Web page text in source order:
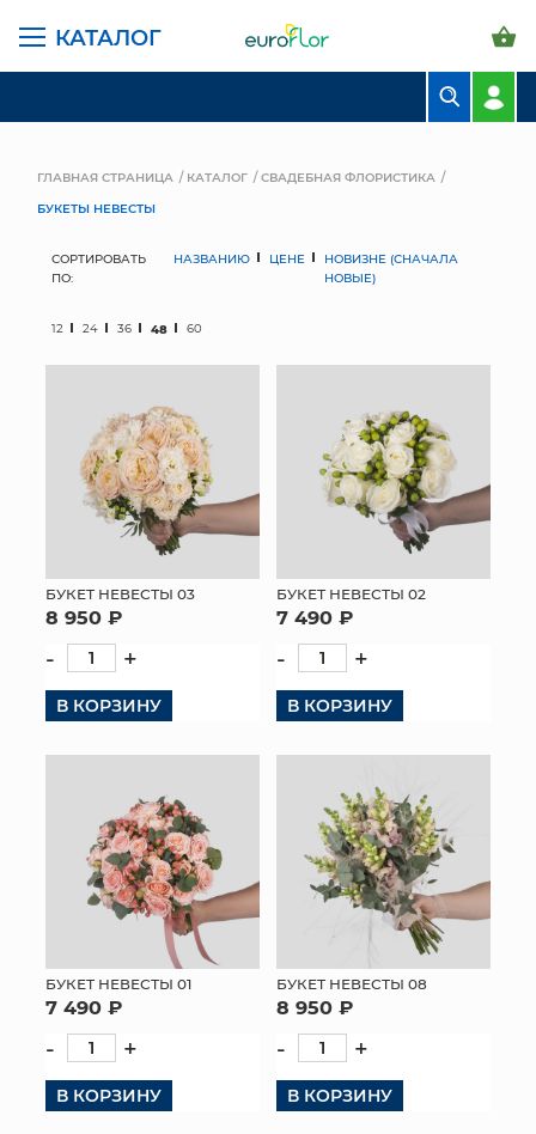
КАТАЛОГ
СВАДЕБНАЯ ФЛОРИСТИКА
ГОРШКИ И КАШПО
ГРУНТЫ И УДОБРЕНИЯ
ПРЕДМЕТЫ ИНТЕРЬЕРА
ВАЗЫ
МЯГКИЕ ИГРУШКИ
КОРЗИНЫ
ИСКУССТВЕННЫЕ ЦВЕТЫ
ПАКЕТЫ И СУМКИ
ПОДАРОЧНЫЕ КАРТЫ
ТОРГОВЫЙ ЦЕНТР
ОПТОВЫМ КЛИЕНТАМ
ДОСТАВКА И ОПЛАТА
КОНТАКТЫ
ГЛАВНАЯ СТРАНИЦА КАТАЛОГ
СВАДЕБНАЯ ФЛОРИСТИКА
БУКЕТЫ НЕВЕСТЫ
СОРТИРОВАТЬ
ПО:
НАЗВАНИЮ ЦЕНЕ
НОВИЗНЕ (СНАЧАЛА
НОВЫЕ)
12 24 36 48 60
БУКЕТ НЕВЕСТЫ 03
8 950 ₽
- +
В КОРЗИНУ
БУКЕТ НЕВЕСТЫ 02
7 490 ₽
- +
В КОРЗИНУ
БУКЕТ НЕВЕСТЫ 01
7 490 ₽
- +
В КОРЗИНУ
БУКЕТ НЕВЕСТЫ 08
8 950 ₽
- +
В КОРЗИНУ